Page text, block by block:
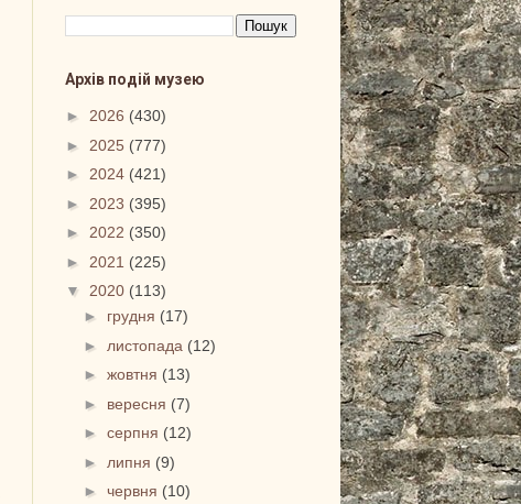
Архів подій музею
► 2026 (430)
► 2025 (777)
► 2024 (421)
► 2023 (395)
► 2022 (350)
► 2021 (225)
▼ 2020 (113)
► грудня (17)
► листопада (12)
►жовтня (13)
► вересня (7)
►серпня (12)
► липня (9)
►червня (10)